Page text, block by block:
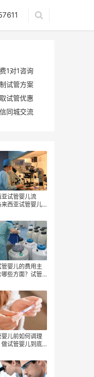
1对1咨询
试管方案
试管优惠
同城交流
亚试管婴儿流
来西亚试管婴儿
婴儿的费用主
哪些方面？试管
婴儿前如何调理
做试管婴儿到底